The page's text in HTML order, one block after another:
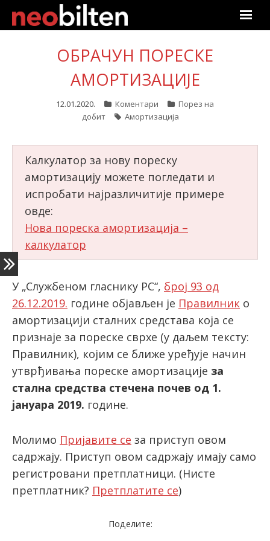
Почетна
Претрага
Актуелно
Линкови
О нама
Претплата
Пријава
latinica
ОБРАЧУН ПОРЕСКЕ
АМОРТИЗАЦИЈЕ
12.01.2020. Коментари
Порез на
добит
Амортизација
Калкулатор за нову пореску
амортизацију можете погледати и
испробати најразличитије примере
овде:
Нова пореска амортизација –
калкулатор
У „Службеном гласнику РС“, број 93 од
26.12.2019. године објављен је Правилник о
амортизацији сталних средстава која се
признаје за пореске сврхе (у даљем тексту:
Правилник), којим се ближе уређује начин
утврђивања пореске амортизације за
стална средства стечена почев од 1.
јануара 2019. године.
Молимо Пријавите се за приступ овом
садржају. Приступ овом садржају имају само
регистровани претплатници. (Нисте
претплатник? Претплатите се)
Поделите: